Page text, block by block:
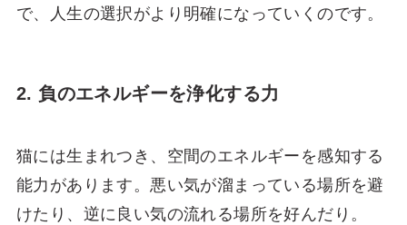
で、人生の選択がより明確になっていくのです。
2. 負のエネルギーを浄化する力
猫には生まれつき、空間のエネルギーを感知する
能力があります。悪い気が溜まっている場所を避
けたり、逆に良い気の流れる場所を好んだり。